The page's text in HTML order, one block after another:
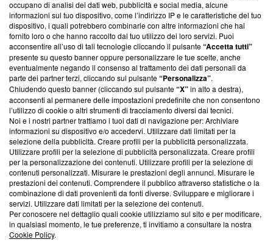
‘Trust Project - News with Integrity’Blasting News non è
ancora membro del programma, ma ha richiesto di farne
parte; Trust Project non ha ancora effettuato una verifica di
conformità agli standard.
Su di noi
Team editoriale
Corporate
Redazione
Informativa Privacy
Cookie Policy
Blasting SA, IDI CHE-247.845.224, Via Carlo Frasca, 3 - 6900
Lugano (Svizzera) Tel:+39 0690258937
© 2026 Blasting News
occupano di analisi dei dati web, pubblicità e social media, alcune
informazioni sul tuo dispositivo, come l’indirizzo IP e le caratteristiche del tuo
dispositivo, i quali potrebbero combinarle con altre informazioni che hai
fornito loro o che hanno raccolto dal tuo utilizzo dei loro servizi. Puoi
acconsentire all’uso di tali tecnologie cliccando il pulsante“Accetta tutti”
presente su questo banner oppure personalizzare le tue scelte, anche
eventualmente negando il consenso al trattamento dei dati personali da
parte dei partner terzi, cliccando sul pulsante“Personalizza”.
Chiudendo questo banner (cliccando sul pulsante“X”in alto a destra),
acconsenti al permanere delle impostazioni predefinite che non consentono
l’utilizzo di cookie o altri strumenti di tracciamento diversi dai tecnici.
Noi e i nostri partner trattiamo i tuoi dati di navigazione per: Archiviare
informazioni su dispositivo e/o accedervi. Utilizzare dati limitati per la
selezione della pubblicità. Creare profili per la pubblicità personalizzata.
Utilizzare profili per la selezione di pubblicità personalizzata. Creare profili
per la personalizzazione dei contenuti. Utilizzare profili per la selezione di
contenuti personalizzati. Misurare le prestazioni degli annunci. Misurare le
prestazioni dei contenuti. Comprendere il pubblico attraverso statistiche o la
combinazione di dati provenienti da fonti diverse. Sviluppare e migliorare i
servizi. Utilizzare dati limitati per la selezione dei contenuti.
Per conoscere nel dettaglio quali cookie utilizziamo sul sito e per modificare,
in qualsiasi momento, le tue preferenze, ti invitiamo a consultare la nostra
Cookie Policy.